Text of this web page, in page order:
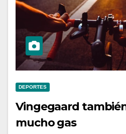
DEPORTES
Vingegaard
mucho gas